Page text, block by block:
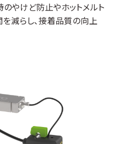
のやけど防止やホットメルト
減らし、接着品質の向上